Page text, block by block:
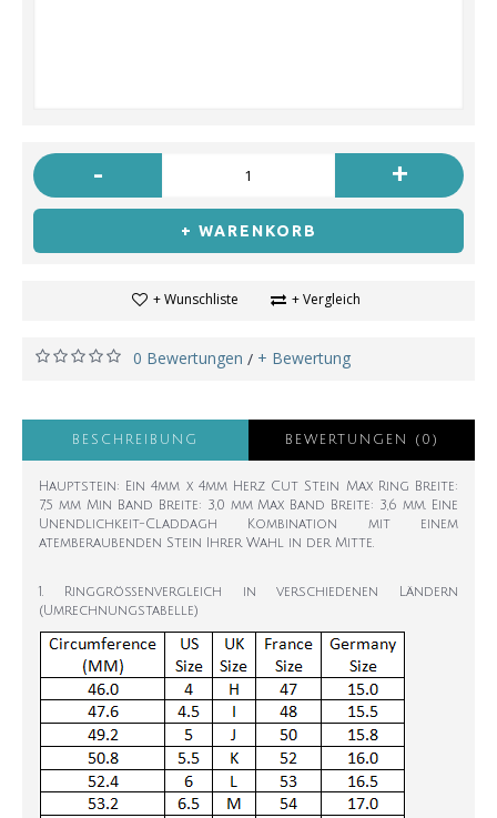
- +
+ WARENKORB
+ Wunschliste + Vergleich
0 Bewertungen / + Bewertung
BESCHREIBUNG BEWERTUNGEN (0)
Hauptstein: Ein 4mm x 4mm Herz Cut Stein Max Ring Breite:
7,5 mm Min Band Breite: 3,0 mm Max Band Breite: 3,6 mm. Eine
Unendlichkeit-Claddagh Kombination mit einem
atemberaubenden Stein Ihrer Wahl in der Mitte.
1. Ringgrößenvergleich in verschiedenen Ländern
(Umrechnungstabelle)